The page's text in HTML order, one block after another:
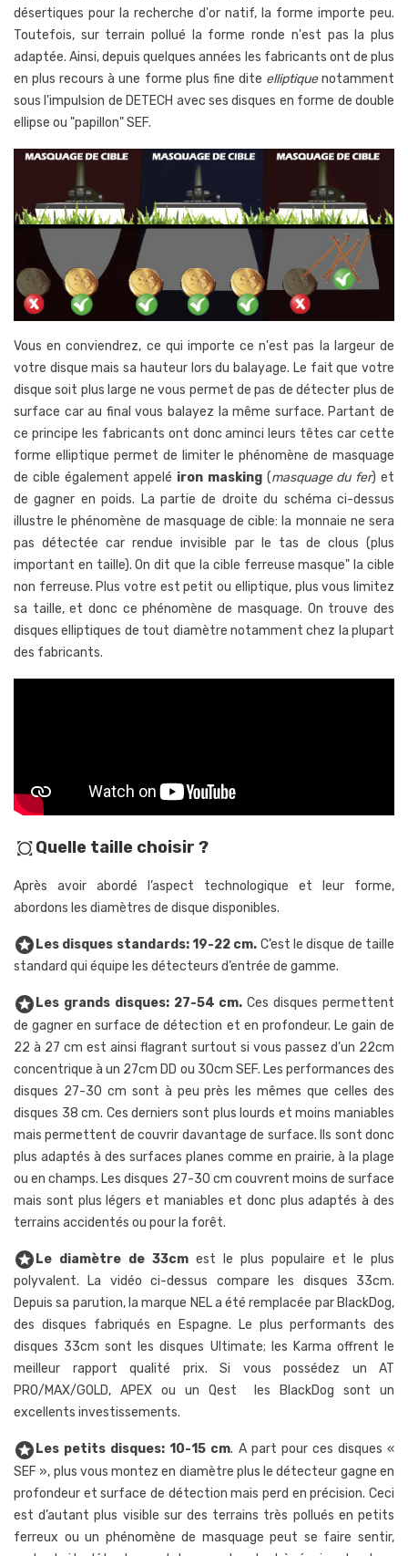
désertiques pour la recherche d'or natif, la forme importe peu.
Toutefois, sur terrain pollué la forme ronde n'est pas la plus
adaptée. Ainsi, depuis quelques années les fabricants ont de plus
en plus recours à une forme plus fine dite elliptiquenotamment
sous l'impulsion de DETECH avec ses disques en forme de double
ellipse ou "papillon" SEF.
Vous en conviendrez, ce qui importe ce n'est pas la largeur de
votre disque mais sa hauteur lors du balayage. Le fait que votre
disque soit plus large ne vous permet de pas de détecter plus de
surface car au final vous balayez la même surface. Partant de
ce principe les fabricants ont donc aminci leurs têtes car cette
forme elliptique permet de limiter le phénomène de masquage
de cible également appelé iron masking(masquage du fer) et
de gagner en poids. La partie de droite du schéma ci-dessus
illustre le phénomène de masquage de cible: la monnaie ne sera
pas détectée car rendue invisible par le tas de clous (plus
important en taille). On dit que la cible ferreuse masque" la cible
non ferreuse. Plus votre est petit ou elliptique, plus vous limitez
sa taille, et donc ce phénomène de masquage. On trouve des
disques elliptiques de tout diamètre notamment chez la plupart
des fabricants.
all_outQuelle taille choisir ?
Après avoir abordé l’aspect technologique et leur forme,
abordons les diamètres de disque disponibles.
stars Les disques standards: 19-22 cm. C’est le disque de taille
standard qui équipe les détecteurs d’entrée de gamme.
starsLes grands disques: 27-54 cm. Ces disques permettent
de gagner en surface de détection et en profondeur. Le gain de
22 à 27 cm est ainsi flagrant surtout si vous passez d’un 22cm
concentrique à un 27cm DD ou 30cm SEF. Les performances des
disques 27-30 cm sont à peu près les mêmes que celles des
disques 38 cm. Ces derniers sont plus lourds et moins maniables
mais permettent de couvrir davantage de surface. Ils sont donc
plus adaptés à des surfaces planes comme en prairie, à la plage
ou en champs. Les disques 27-30 cm couvrent moins de surface
mais sont plus légers et maniables et donc plus adaptés à des
terrains accidentés ou pour la forêt.
stars Le diamètre de 33cm est le plus populaire et le plus
polyvalent. La vidéo ci-dessus compare les disques 33cm.
Depuis sa parution, la marque NEL a été remplacée par BlackDog,
des disques fabriqués en Espagne. Le plus performants des
disques 33cm sont les disques Ultimate; les Karma offrent le
meilleur rapport qualité prix. Si vous possédez un AT
PRO/MAX/GOLD, APEX ou un Qest les BlackDog sont un
excellents investissements.
stars Les petits disques: 10-15 cm. A part pour ces disques «
SEF », plus vous montez en diamètre plus le détecteur gagne en
profondeur et surface de détection mais perd en précision. Ceci
est d’autant plus visible sur des terrains très pollués en petits
ferreux ou un phénomène de masquage peut se faire sentir,